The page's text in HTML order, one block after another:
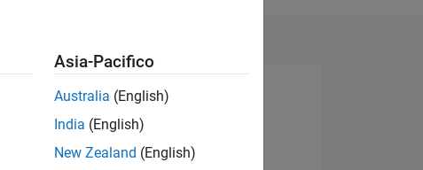
Asia-Pacifico
Australia (English)
India (English)
New Zealand (English)